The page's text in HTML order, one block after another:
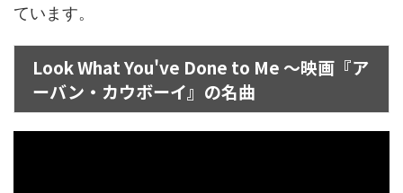
ています。
Look What You've Done to Me ～映画『ア
ーバン・カウボーイ』の名曲